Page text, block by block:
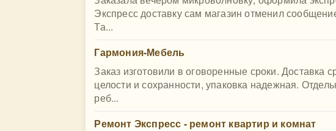
Экспресс доставку сам магазин отменил
Та...
Гармония-Мебель
Заказ изготовили в оговоренные сроки. Доставка
целости и сохранности, упаковка надежная.
реб...
Ремонт Экспресс - ремонт квартир и комнат